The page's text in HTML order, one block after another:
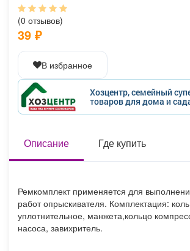
Афиша
Товары
(0 отзывов)
39 ₽
В избранное
Хозцентр, семейный
товаров для дома и
Описание Где купить
Ремкомплект применяется для
работ опрыскивателя. Комплектация:
уплотнительное, манжета,кольцо
насоса, завихритель.